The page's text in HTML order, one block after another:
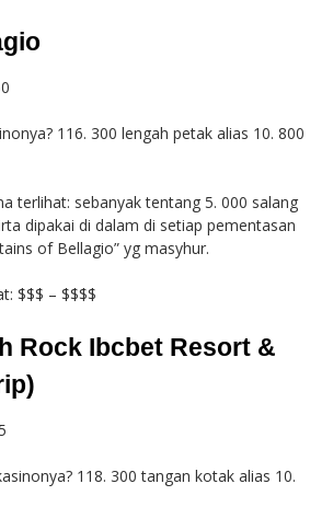
116. 300 lengah petak alias 10. 800
terlihat: sebanyak tentang 5. 000 salang
dipakai di dalam di setiap pementasan
of Bellagio” yg masyhur.
$$$ – $$$$
Rock Ibcbet Resort &
118. 300 tangan kotak alias 10.